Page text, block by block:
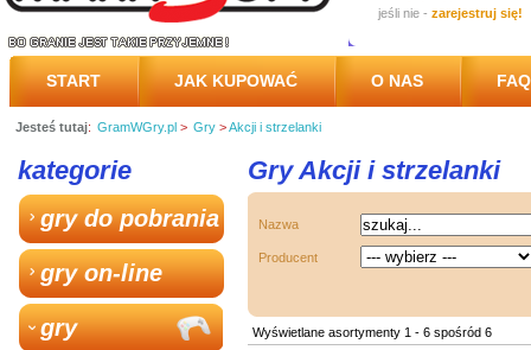
jeśli nie - zarejestruj się!
START JAK KUPOWAĆ O NAS FAQ
PRZESYŁKA
Jesteś tutaj: GramWGry.pl > Gry >Akcji i strzelanki
kategorie
gry do pobrania
gry on-line
gry
Gry Akcji i strzelanki
Nazwa
Producent
Wyświetlane asortymenty 1 - 6 spośród 6